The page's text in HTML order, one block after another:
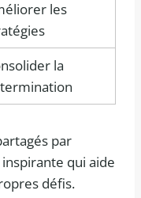
les
la
par
qui aide
défis.